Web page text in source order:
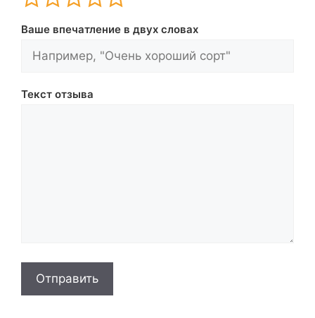
Ваше впечатление в двух словах
Текст отзыва
Отправить